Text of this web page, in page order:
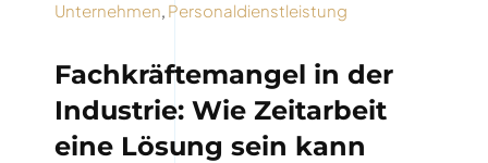
Unternehmen Personaldienstleistung
Fachkräftemangel in der
Industrie: Wie Zeitarbeit
eine Lösung sein kann